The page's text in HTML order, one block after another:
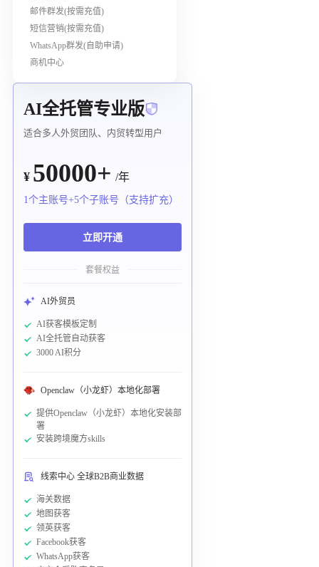
邮件群发(按需充值)
短信营销(按需充值)
WhatsApp群发(自助申请)
商机中心
AI全托管专业版
适合多人外贸团队、内贸转型用户
¥ 50000+ /年
1个主账号+5个子账号（支持扩充）
立即开通
套餐权益
AI外贸员
AI获客模板定制
AI全托管自动获客
3000 AI积分
Openclaw（小龙虾）本地化部署
提供Openclaw（小龙虾）本地化安装部
署
安装跨境魔方skills
线索中心 全球B2B商业数据
海关数据
地图获客
领英获客
Facebook获客
WhatsApp获客